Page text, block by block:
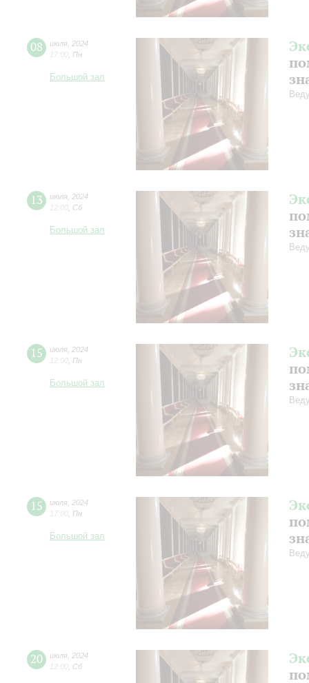
08 июля 2024
17:00 Пн
Большой зал
13 июля 2024
12:00 Сб
Большой зал
15 июля 2024
12:00 Пн
Большой зал
15 июля 2024
17:00 Пн
Большой зал
20 июля 2024
12:00 Сб